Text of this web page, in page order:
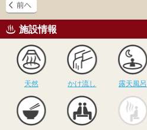
施設情報
天然
かけ流し
かけ流し 露天風呂